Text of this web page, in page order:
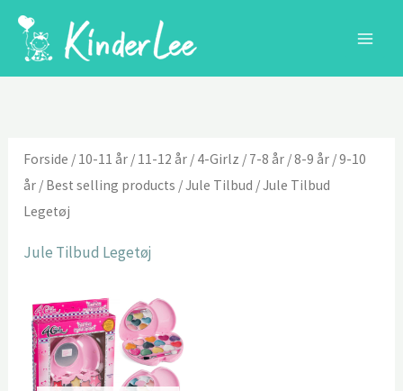
Forside / 10-11 år / 11-12 år / 4-Girlz / 7-8 år /8-9 år /9-10
år / Best selling products /Jule Tilbud / Jule Tilbud
Legetøj
Jule Tilbud Legetøj